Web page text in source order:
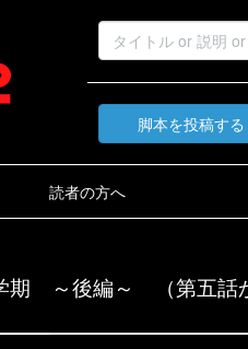
脚本を投稿する
読者の方へ
～後編～ （第五話か